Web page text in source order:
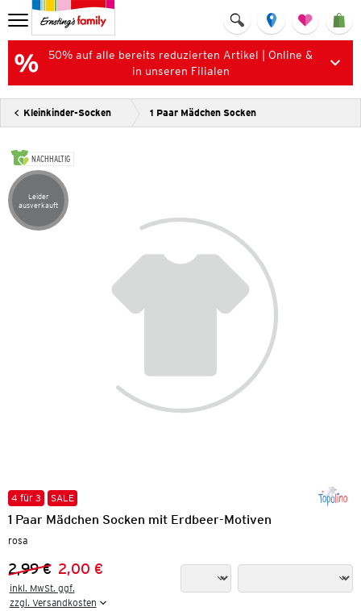
50% auf alle bereits reduzierten Artikel | Online &
in unseren Filialen
Kleinkinder-Socken 1 Paar Mädchen Socken
NACHHALTIG
Artikel leider ausverkauft
Leider
ausverkauft
4 für 3 SALE
1 Paar Mädchen Socken mit Erdbeer-Motiven
rosa
Vorheriger Preis:
2,99 €
Neuer Preis:
2,00 €
inkl. MwSt. ggf.
zzgl. Versandkosten